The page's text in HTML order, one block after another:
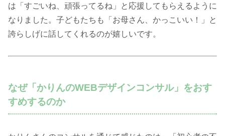
は「すごいね、頑張ってるね」と応援してもらえるように
なりました。子どもたちも「お母さん、かっこいい！」と
誇らしげに話してくれるのが嬉しいです。
なぜ「かりんのWEBデザインコンサル」をおす
すめするのか